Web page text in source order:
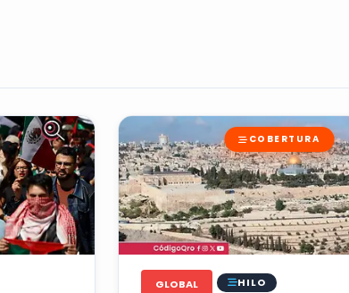
COBERTURA
GLOBAL HILO